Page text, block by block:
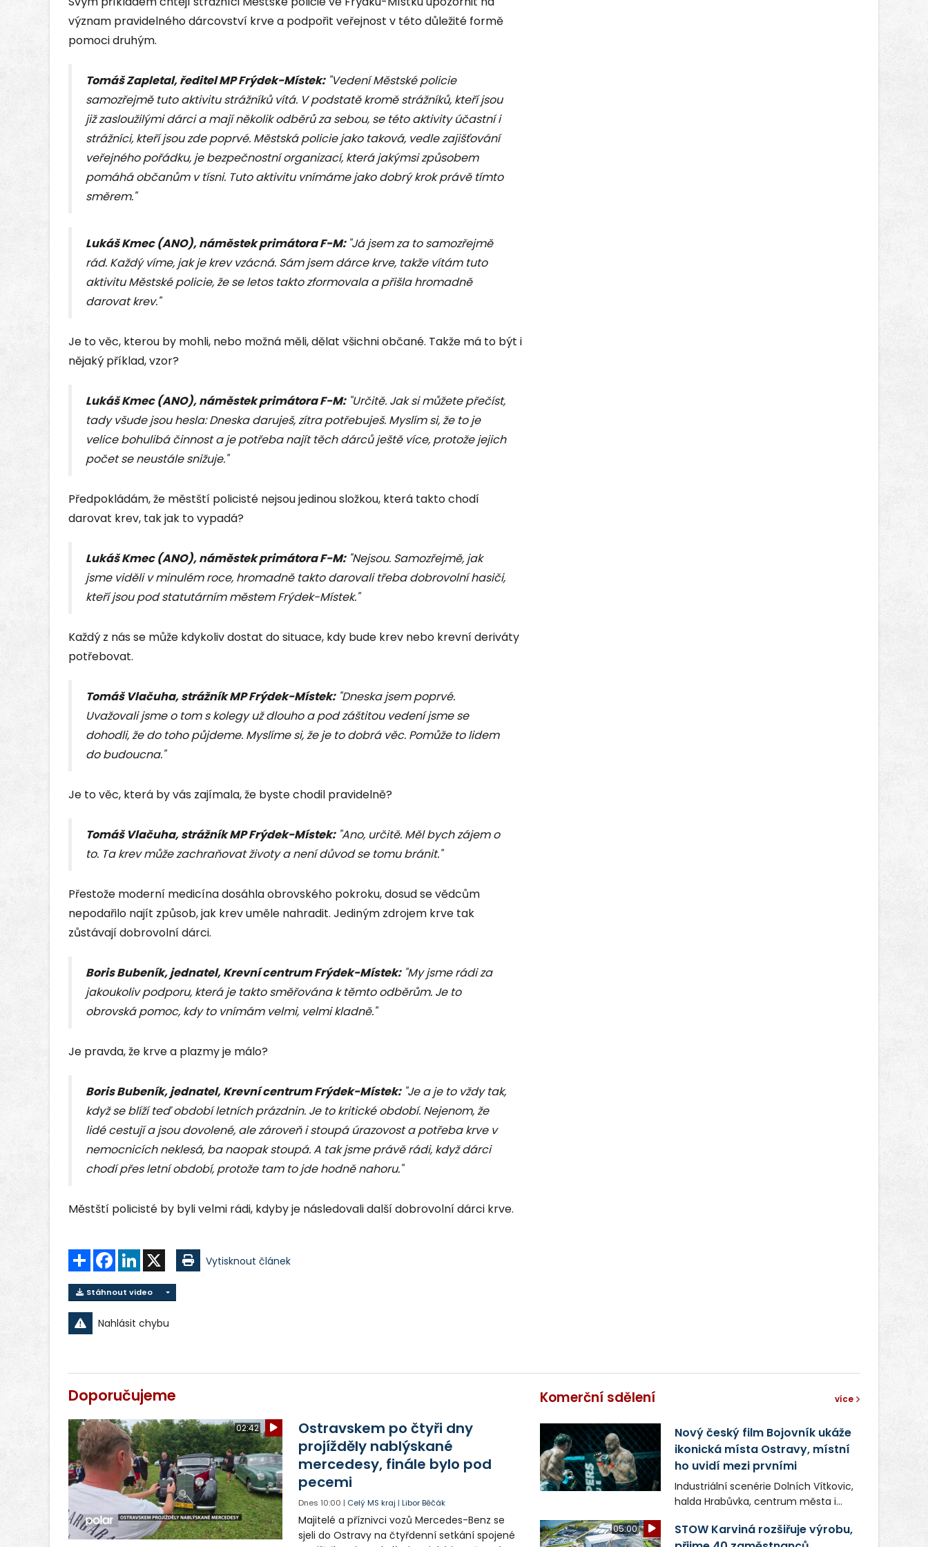
význam pravidelného dárcovství krve a podpořit veřejnost v této důležité formě
pomoci druhým.
Tomáš Zapletal, ředitel MP Frýdek-Místek:"Vedení Městské policie
samozřejmě tuto aktivitu strážníků vítá. V podstatě kromě strážníků, kteří jsou
již zasloužilými dárci a mají několik odběrů za sebou, se této aktivity účastní i
strážníci, kteří jsou zde poprvé. Městská policie jako taková, vedle zajišťování
veřejného pořádku, je bezpečnostní organizací, která jakýmsi způsobem
pomáhá občanům v tísni. Tuto aktivitu vnímáme jako dobrý krok právě tímto
směrem."
Lukáš Kmec (ANO), náměstek primátora F-M: "Já jsem za to samozřejmě
rád. Každý víme, jak je krev vzácná. Sám jsem dárce krve, takže vítám tuto
aktivitu Městské policie, že se letos takto zformovala a přišla hromadně
darovat krev."
Je to věc, kterou by mohli, nebo možná měli, dělat všichni občané. Takže má to být i
nějaký příklad, vzor?
Lukáš Kmec (ANO), náměstek primátora F-M:"Určitě. Jak si můžete přečíst,
tady všude jsou hesla: Dneska daruješ, zítra potřebuješ. Myslím si, že to je
velice bohulibá činnost a je potřeba najít těch dárců ještě více, protože jejich
počet se neustále snižuje."
Předpokládám, že městští policisté nejsou jedinou složkou, která takto chodí
darovat krev, tak jak to vypadá?
Lukáš Kmec (ANO), náměstek primátora F-M:"Nejsou. Samozřejmě, jak
jsme viděli v minulém roce, hromadně takto darovali třeba dobrovolní hasiči,
kteří jsou pod statutárním městem Frýdek-Místek."
Každý z nás se může kdykoliv dostat do situace, kdy bude krev nebo krevní deriváty
potřebovat.
Tomáš Vlačuha, strážník MP Frýdek-Místek:"Dneska jsem poprvé.
Uvažovali jsme o tom s kolegy už dlouho a pod záštitou vedení jsme se
dohodli, že do toho půjdeme. Myslíme si, že je to dobrá věc. Pomůže to lidem
do budoucna."
Je to věc, která by vás zajímala, že byste chodil pravidelně?
Tomáš Vlačuha, strážník MP Frýdek-Místek:"Ano, určitě. Měl bych zájem o
to. Ta krev může zachraňovat životy a není důvod se tomu bránit."
Přestože moderní medicína dosáhla obrovského pokroku, dosud se vědcům
nepodařilo najít způsob, jak krev uměle nahradit. Jediným zdrojem krve tak
zůstávají dobrovolní dárci.
Boris Bubeník, jednatel, Krevní centrum Frýdek-Místek:"My jsme rádi za
jakoukoliv podporu, která je takto směřována k těmto odběrům. Je to
obrovská pomoc, kdy to vnímám velmi, velmi kladně."
Je pravda, že krve a plazmy je málo?
Boris Bubeník, jednatel, Krevní centrum Frýdek-Místek:"Je a je to vždy tak,
když se blíží teď období letních prázdnin. Je to kritické období. Nejenom, že
lidé cestují a jsou dovolené, ale zároveň i stoupá úrazovost a potřeba krve v
nemocnicích neklesá, ba naopak stoupá. A tak jsme právě rádi, když dárci
chodí přes letní období, protože tam to jde hodně nahoru."
Městští policisté by byli velmi rádi, kdyby je následovali další dobrovolní dárci krve.
Sdílet FacebookLinkedIn Vytisknout článek
Stáhnout video
Nahlásit chybu
Doporučujeme
02:42
Ostravskem po čtyři dny
projížděly nablýskané
mercedesy, finále bylo pod
pecemi
Dnes 10:00 | Celý MS kraj |Libor Běčák
Majitelé a příznivci vozů Mercedes-Benz se
sjeli do Ostravy na čtyřdenní setkání spojené
Komerční sdělení více
Nový český film Bojovník ukáže
ikonická místa Ostravy, místní
ho uvidí mezi prvními
Industriální scenérie Dolních Vítkovic,
halda Hrabůvka, centrum města i
v novém filmu Bojovník, který vstoupí
05:00
STOW Karviná rozšiřuje výrobu,